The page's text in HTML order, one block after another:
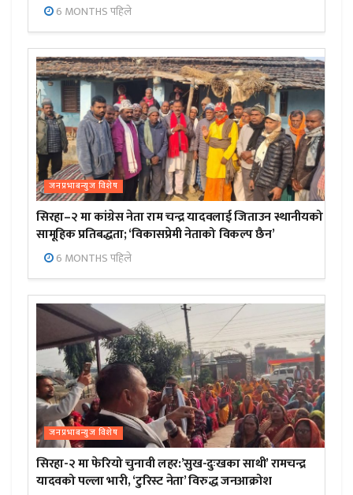
6 MONTHS पहिले
जनप्रभाबन्युज विशेष
सिरहा–२ मा कांग्रेस नेता राम चन्द्र यादवलाई जिताउन स्थानीयको
सामूहिक प्रतिबद्धता; ‘विकासप्रेमी नेताको विकल्प छैन’
6 MONTHS पहिले
जनप्रभाबन्युज विशेष
सिरहा-२ मा फेरियो चुनावी लहर:’सुख-दुःखका साथी’ रामचन्द्र
यादवको पल्ला भारी, ‘टुरिस्ट नेता’ विरुद्ध जनआक्रोश